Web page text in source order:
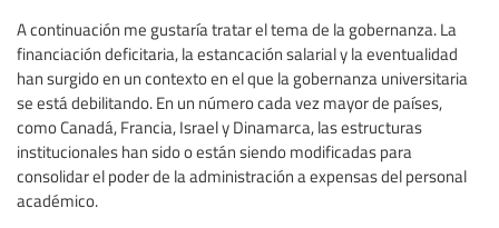
A continuación me gustaría tratar el tema de la gobernanza. La
financiación deficitaria, la estancación salarial y la eventualidad
han surgido en un contexto en el que la gobernanza universitaria
se está debilitando. En un número cada vez mayor de países,
como Canadá, Francia, Israel y Dinamarca, las estructuras
institucionales han sido o están siendo modificadas para
consolidar el poder de la administración a expensas del personal
académico.